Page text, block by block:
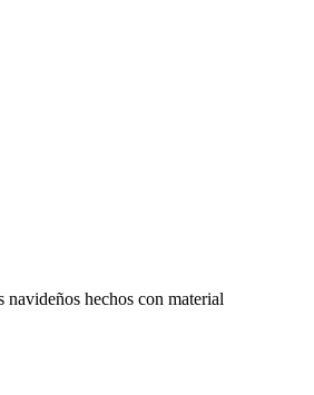
hechos con material